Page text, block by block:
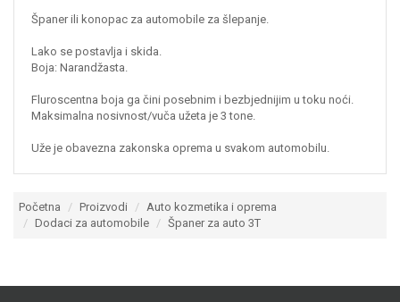
Španer ili konopac za automobile za šlepanje.
Lako se postavlja i skida.
Boja: Narandžasta.
Fluroscentna boja ga čini posebnim i bezbjednijim u toku noći.
Maksimalna nosivnost/vuča užeta je 3 tone.
Uže je obavezna zakonska oprema u svakom automobilu.
Početna Proizvodi
Auto kozmetika i oprema
Dodaci za automobile
Španer za auto 3T